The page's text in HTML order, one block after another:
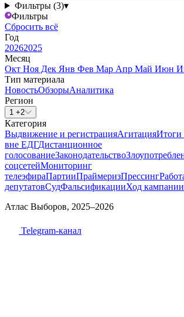
Фильтры (3)▾
Фильтры
Сбросить всё
Год
20262025
Месяц
Окт Ноя Дек Янв Фев Мар Апр Май Июн
Тип материала
НовостьОбзорыАналитика
Регион
1 +2
Категория
Выдвижение и регистрацияАгитацияИтоги
вне ЕДГДистанционное
голосованиеЗаконодательство
соцсетейМониторинг
телеэфираПартииПраймеризПрессинг
депутатовСудФальсификацииХод кампании
Атлас Выборов, 2025–2026
Telegram-канал